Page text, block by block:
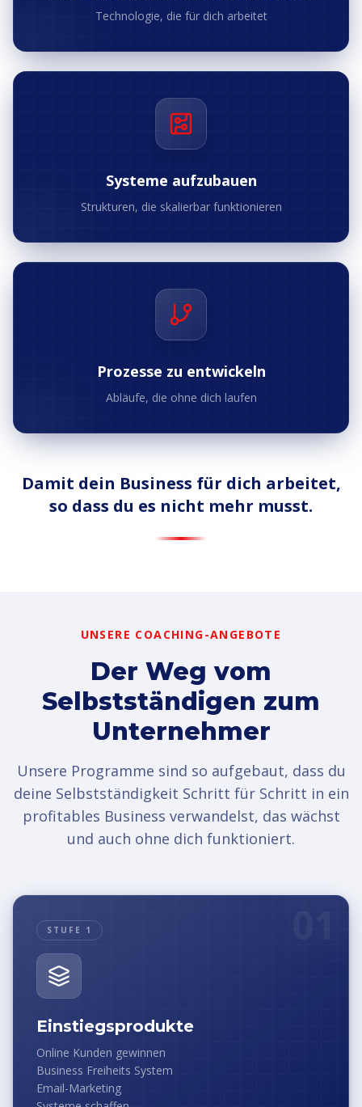
Technologie, die für dich arbeitet
Systeme aufzubauen
Strukturen, die skalierbar funktionieren
Prozesse zu entwickeln
Abläufe, die ohne dich laufen
Damit dein Business für dich arbeitet,
so dass du es nicht mehr musst.
UNSERE COACHING-ANGEBOTE
Der Weg vom
Selbstständigen zum
Unternehmer
Unsere Programme sind so aufgebaut, dass du
deine Selbstständigkeit Schritt für Schritt in ein
profitables Business verwandelst, das wächst
und auch ohne dich funktioniert.
01
STUFE 1
Einstiegsprodukte
Online Kunden gewinnen
Business Freiheits System
Email-Marketing